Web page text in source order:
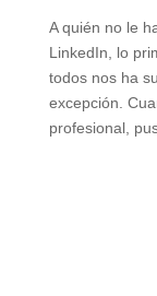
A quién no le
LinkedIn, lo
todos nos ha
excepción.
profesional,